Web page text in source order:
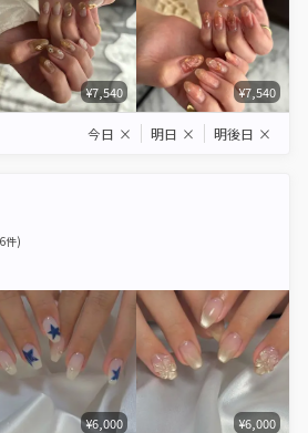
¥7,540 ¥7,540
今日 × 明日 × 明後日 ×
件)
¥6,000 ¥6,000